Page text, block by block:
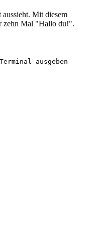
Mit diesem
zehn Mal "Hallo du!".
ausgeben